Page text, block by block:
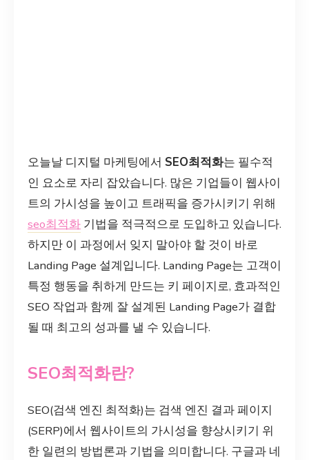
오늘날 디지털 마케팅에서 SEO최적화는 필수적
인 요소로 자리 잡았습니다. 많은 기업들이 웹사이
트의 가시성을 높이고 트래픽을 증가시키기 위해
seo최적화 기법을 적극적으로 도입하고 있습니다.
하지만 이 과정에서 잊지 말아야 할 것이 바로
Landing Page 설계입니다. Landing Page는 고객이
특정 행동을 취하게 만드는 키 페이지로, 효과적인
SEO 작업과 함께 잘 설계된 Landing Page가 결합
될 때 최고의 성과를 낼 수 있습니다.
SEO최적화란?
SEO(검색 엔진 최적화)는 검색 엔진 결과 페이지
(SERP)에서 웹사이트의 가시성을 향상시키기 위
한 일련의 방법론과 기법을 의미합니다. 구글과 네